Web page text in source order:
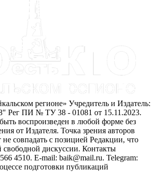
регионе» Учредитель и Издатель:
ПИ № ТУ 38 - 01081 от 15.11.2023.
воспроизведен в любой форме без
от Издателя. Точка зрения авторов
совпадать с позицией Редакции, что
свободной дискуссии. Контакты
4510. E-mail: baik@mail.ru. Telegram:
подготовки публикаций